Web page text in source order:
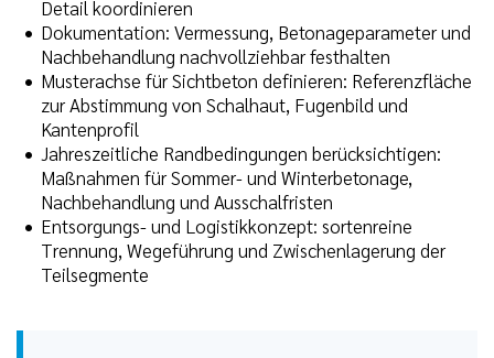
Detail koordinieren
Dokumentation: Vermessung, Betonageparameter und
Nachbehandlung nachvollziehbar festhalten
Musterachse für Sichtbeton definieren: Referenzfläche
zur Abstimmung von Schalhaut, Fugenbild und
Kantenprofil
Jahreszeitliche Randbedingungen berücksichtigen:
Maßnahmen für Sommer- und Winterbetonage,
Nachbehandlung und Ausschalfristen
Entsorgungs- und Logistikkonzept: sortenreine
Trennung, Wegeführung und Zwischenlagerung der
Teilsegmente